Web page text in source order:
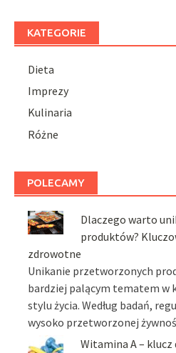
KATEGORIE
Dieta
Imprezy
Kulinaria
Różne
POLECAMY
Dlaczego warto
produktów?
zdrowotne
Unikanie przetworzonych
bardziej palącym tematem w
stylu życia. Według badań,
wysoko przetworzonej
Witamina A – klucz